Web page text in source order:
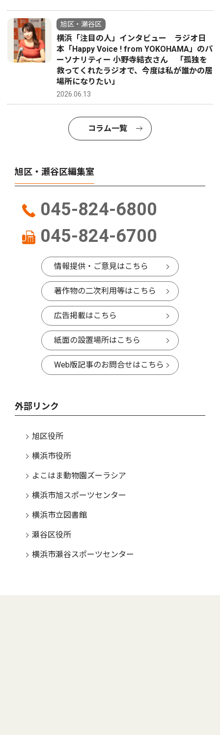
旭区・瀬谷区
横浜「注目の人」インタビュー ラジオ日
本「Happy Voice ! from YOKOHAMA」のパ
ーソナリティー 小野寺結衣さん 「孤独を
救ってくれたラジオで、今度は私が誰かの居
場所になりたい」
2026.06.13
コラム一覧
旭区・瀬谷区編集室
045-824-6800
045-824-6700
情報提供・ご意見はこちら
著作物の二次利用等はこちら
広告掲載はこちら
紙面の設置場所はこちら
Web版記事のお問合せはこちら
外部リンク
旭区役所
横浜市役所
よこはま動物園ズーラシア
横浜市旭スポーツセンター
横浜市立図書館
瀬谷区役所
横浜市瀬谷スポーツセンター